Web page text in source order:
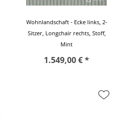
Wohnlandschaft - Ecke links, 2-
Sitzer, Longchair rechts, Stoff,
Mint
1.549,00 € *